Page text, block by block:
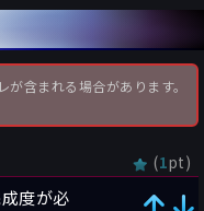
含まれる場合があります。
(1pt)
度が必